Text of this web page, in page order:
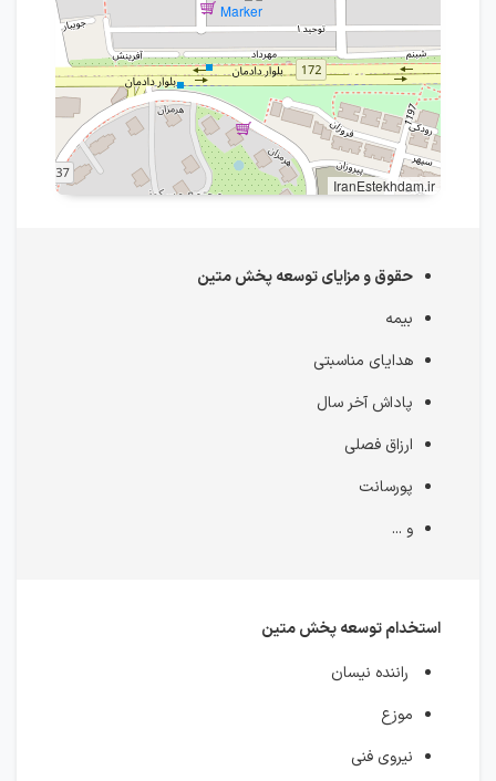
IranEstekhdam.ir
حقوق و مزایای توسعه پخش متین
بیمه
هدایای مناسبتی
پاداش آخر سال
ارزاق فصلی
پورسانت
و ...
استخدام توسعه پخش متین
راننده نیسان
موزع
نیروی فنی